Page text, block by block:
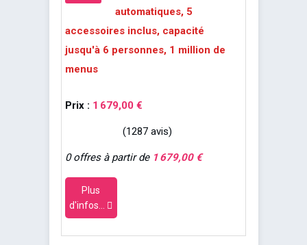
automatiques, 5
accessoires inclus, capacité
jusqu'à 6 personnes, 1 million de
menus
Prix : 1 679,00 €
(1287 avis)
0 offres à partir de 1 679,00 €
Plus
d'infos...